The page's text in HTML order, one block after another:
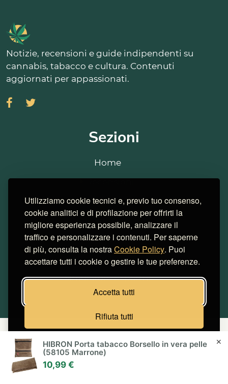
Utilizziamo cookie tecnici e, previo tuo consenso,
cookie analitici e di profilazione per offrirti la
migliore esperienza possibile, analizzare il
traffico e personalizzare i contenuti. Per saperne
di più, consulta la nostraCookie Policy. Puoi
accettare tutti i cookie o gestire le tue preferenze.
Accetta tutti
Rifiuta tutti
Gestisci preferenze
Notizie, recensioni e guide indipendenti su
cannabis, tabacco e cultura. Contenuti
aggiornati per appassionati.
Sezioni
Home
Recensioni
Strains
Notizie
Consigli
Cookie
Simulatore risparmi
© SmokeStyle 2026 | Tutti i diritti riservati
Miglior Hosting Italiano Cookie
HIBRON Porta tabacco Borsello in vera pelle
(58105 Marrone)
10,99 €
✕